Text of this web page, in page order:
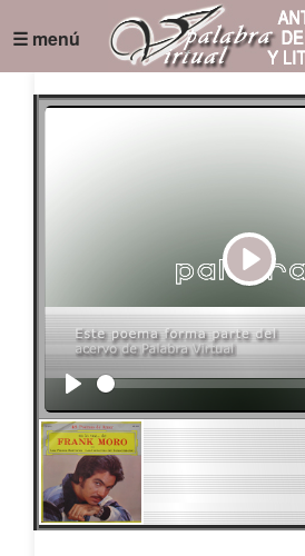
☰ menú
Play
Seek